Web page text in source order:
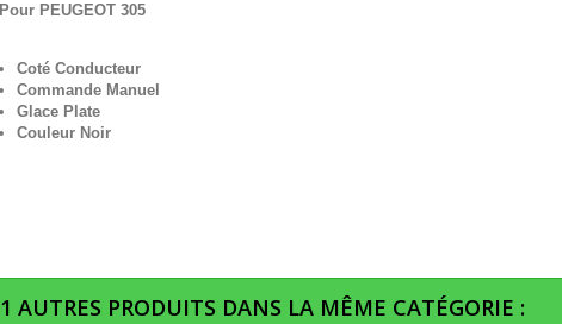
Pour PEUGEOT 305
Coté Conducteur
Commande Manuel
Glace Plate
Couleur Noir
1 AUTRES PRODUITS DANS LA MÊME CATÉGORIE :